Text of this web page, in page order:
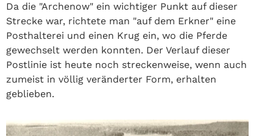
Da die "Archenow" ein wichtiger Punkt auf dieser
Strecke war, richtete man "auf dem Erkner" eine
Posthalterei und einen Krug ein, wo die Pferde
gewechselt werden konnten. Der Verlauf dieser
Postlinie ist heute noch streckenweise, wenn auch
zumeist in völlig veränderter Form, erhalten
geblieben.